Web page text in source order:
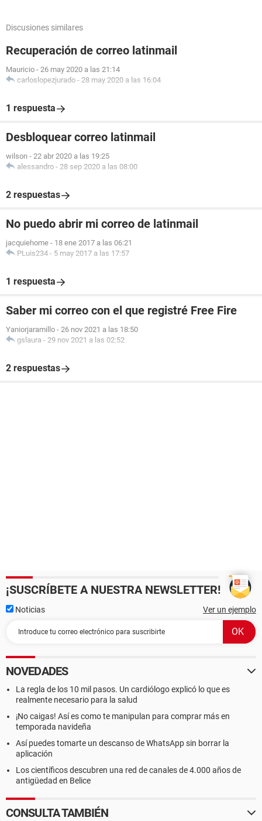
Discusiones similares
Recuperación de correo latinmail
Mauricio - 26 may 2020 a las 21:14
carloslopezjurado - 28 may 2020 a las 16:04
1 respuesta
Desbloquear correo latinmail
wilson - 22 abr 2020 a las 19:25
alessandro - 28 sep 2020 a las 08:00
2 respuestas
No puedo abrir mi correo de latinmail
jacquiehome - 18 ene 2017 a las 06:21
PLuis234 - 5 may 2017 a las 17:57
1 respuesta
Saber mi correo con el que registré Free Fire
Yaniorjaramillo - 26 nov 2021 a las 18:50
gslaura - 29 nov 2021 a las 02:52
2 respuestas
¡SUSCRÍBETE A NUESTRA NEWSLETTER!
Noticias Ver un ejemplo
NOVEDADES
La regla de los 10 mil pasos. Un cardiólogo explicó lo que es
realmente necesario para la salud
¡No caigas! Así es como te manipulan para comprar más en
temporada navideña
Así puedes tomarte un descanso de WhatsApp sin borrar la
aplicación
Los científicos descubren una red de canales de 4.000 años de
antigüedad en Belice
CONSULTA TAMBIÉN